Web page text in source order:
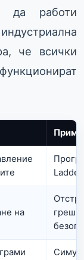
да работи
че всички
на